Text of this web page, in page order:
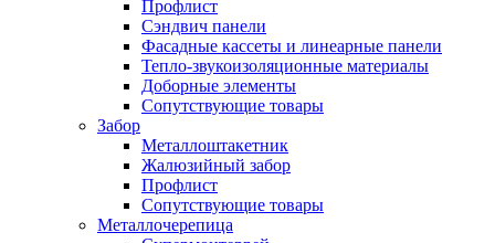
Профлист
Сэндвич панели
Фасадные кассеты и линеарные панели
Тепло-звукоизоляционные материалы
Доборные элементы
Сопутствующие товары
Забор
Металлоштакетник
Жалюзийный забор
Профлист
Сопутствующие товары
Металлочерепица